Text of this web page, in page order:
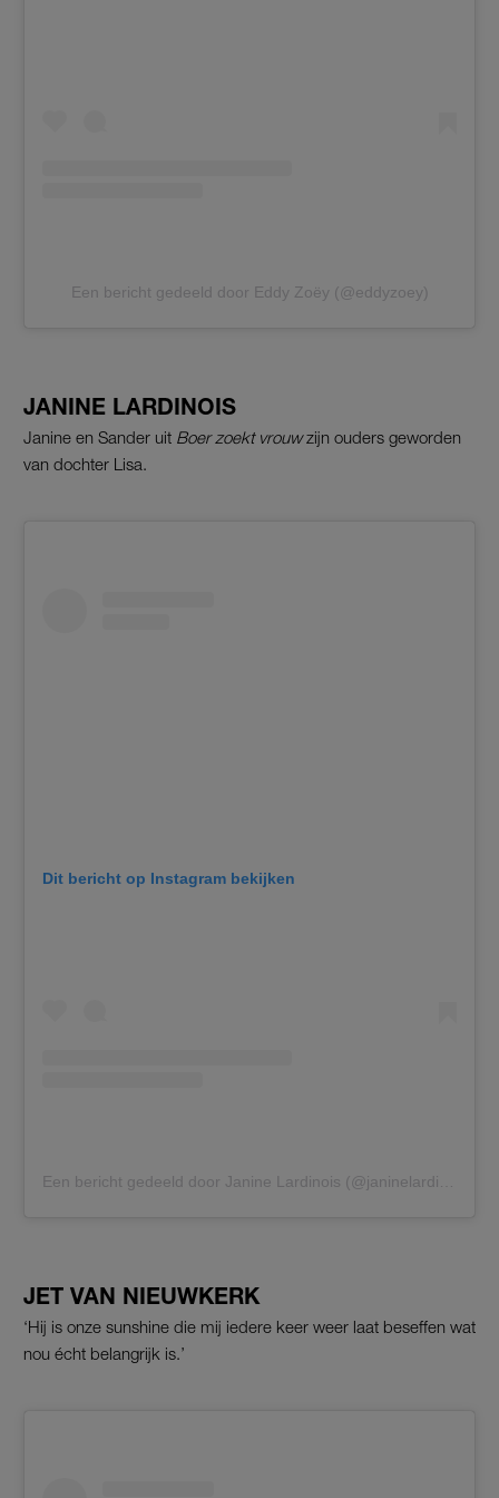
Een bericht gedeeld door Eddy Zoëy (@eddyzoey)
JANINE LARDINOIS
Janine en Sander uit Boer zoekt vrouwzijn ouders geworden
van dochter Lisa.
Dit bericht op Instagram bekijken
JET VAN NIEUWKERK
‘Hij is onze sunshine die mij iedere keer weer laat beseffen wat
nou écht belangrijk is.’